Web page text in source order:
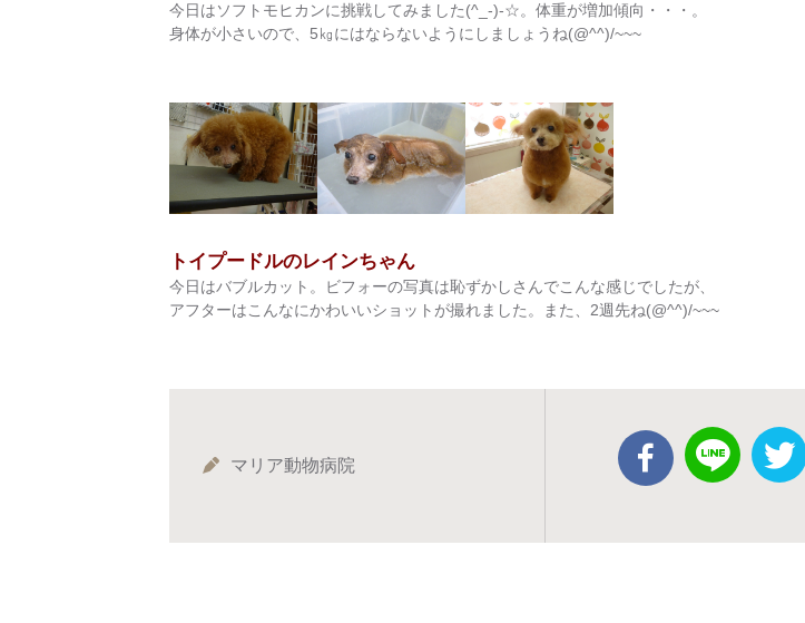
今日はソフトモヒカンに挑戦してみました(^_-)-☆。体重が増加傾向・・・。
身体が小さいので、5㎏にはならないようにしましょうね(@^^)/~~~
トイプードルのレインちゃん
今日はバブルカット。ビフォーの写真は恥ずかしさんでこんな感じでしたが、
アフターはこんなにかわいいショットが撮れました。また、2週先ね(@^^)/~~~
マリア動物病院